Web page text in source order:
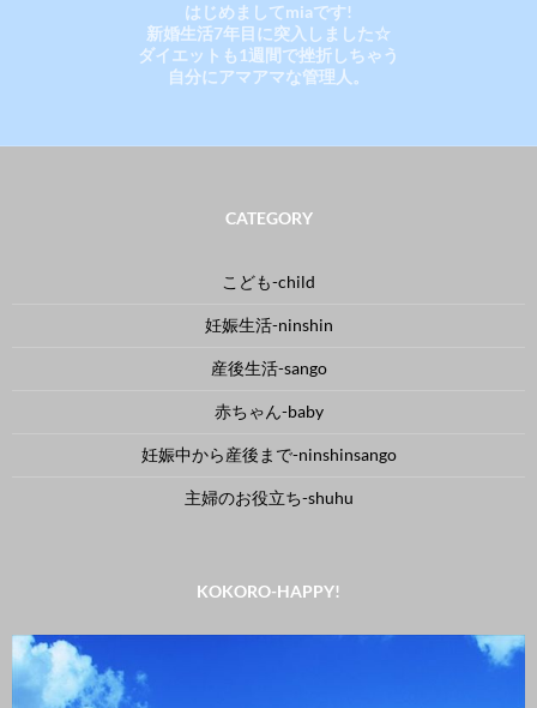
はじめましてmiaです!
新婚生活7年目に突入しました☆
ダイエットも1週間で挫折しちゃう
自分にアマアマな管理人。
CATEGORY
こども-child
妊娠生活-ninshin
産後生活-sango
赤ちゃん-baby
妊娠中から産後まで-ninshinsango
主婦のお役立ち-shuhu
KOKORO-HAPPY!